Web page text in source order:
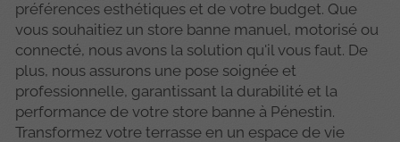
préférences esthétiques et de votre budget. Que
vous souhaitiez un store banne manuel, motorisé ou
connecté, nous avons la solution qu'il vous faut. De
plus, nous assurons une pose soignée et
professionnelle, garantissant la durabilité et la
performance de votre store banne à Pénestin.
Transformez votre terrasse en un espace de vie